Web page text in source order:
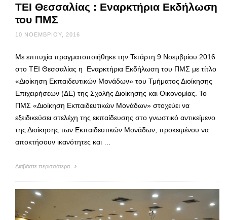
ΤΕΙ Θεσσαλίας : Εναρκτήρια Εκδήλωση
του ΠΜΣ
10 ΝΟΕΜΒΡΊΟΥ, 2016
Με επιτυχία πραγματοποιήθηκε την Τετάρτη 9 Νοεμβρίου 2016
στο ΤΕΙ Θεσσαλίας η Εναρκτήρια Εκδήλωση του ΠΜΣ με τίτλο
«Διοίκηση Εκπαιδευτικών Μονάδων» του Τμήματος Διοίκησης
Επιχειρήσεων (ΔΕ) της Σχολής Διοίκησης και Οικονομίας. Το
ΠΜΣ «Διοίκηση Εκπαιδευτικών Μονάδων» στοχεύει να
εξειδικεύσει στελέχη της εκπαίδευσης στο γνωστικό αντικείμενο
της Διοίκησης των Εκπαιδευτικών Μονάδων, προκειμένου να
αποκτήσουν ικανότητες και …
Διαβάστε περισσότερα